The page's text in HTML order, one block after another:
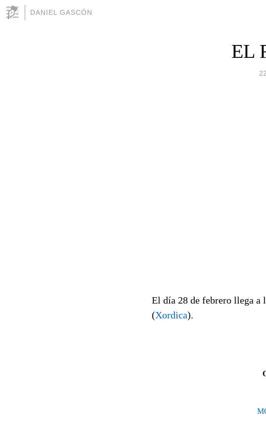
DANIEL GASCÓN
EL
El día 28 de febrero llega a
(Xordica).